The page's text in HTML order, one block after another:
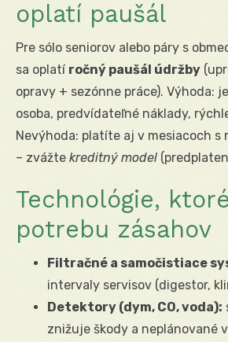
oplatí paušál
Pre sólo seniorov alebo páry s
sa oplatí ročný paušál údržby
opravy + sezónne práce). Výhoda:
osoba, predvídateľné náklady,
Nevýhoda: platíte aj v mesiacoch s
– zvážte kreditný model
Technológie,
potrebu zásahov
Filtračné a samočistiace
intervaly servisov (digestor,
Detektory (dym, CO, voda):
znižuje škody a neplánované